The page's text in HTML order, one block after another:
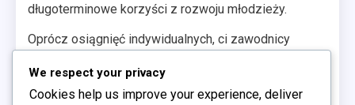
długoterminowe korzyści z rozwoju młodzieży.
Oprócz osiągnięć indywidualnych, ci zawodnicy
rozwoju talentów w swoich klubach. Ich historie
We respect your privacy
Cookies help us improve your experience, deliver